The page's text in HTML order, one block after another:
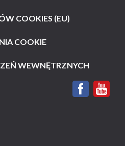
COOKIES (EU)
COOKIE
WEWNĘTRZNYCH